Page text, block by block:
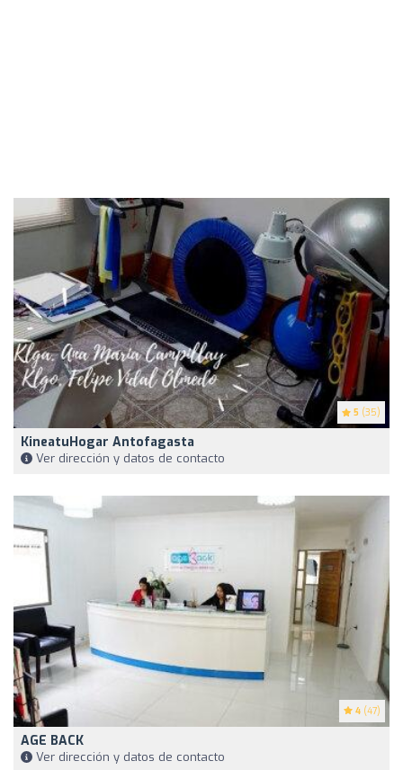
5 (35)
KineatuHogar Antofagasta
Ver dirección y datos de contacto
4 (47)
AGE BACK
Ver dirección y datos de contacto